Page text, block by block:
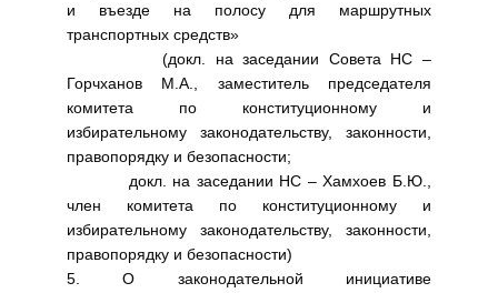
и въезде на полосу для маршрутных
транспортных средств»
(докл. на заседании Совета НС –
Горчханов М.А., заместитель председателя
комитета по конституционному и
избирательному законодательству, законности,
правопорядку и безопасности;
докл. на заседании НС – Хамхоев Б.Ю.,
член комитета по конституционному и
избирательному законодательству, законности,
правопорядку и безопасности)
5. О законодательной инициативе